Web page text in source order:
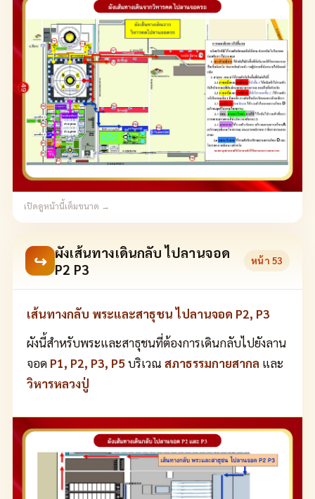
เปิดดูหน้านี้เต็มขนาด →
↪ ผังเส้นทางเดินกลับ ไปลานจอด
P2 P3
หน้า 53
เส้นทางกลับ พระและสาธุชน ไปลานจอด P2, P3
ผังนี้สำหรับพระและสาธุชนที่ต้องการเดินกลับไปยังลาน
จอด P1, P2, P3, P5บริเวณ สภาธรรมกายสากล และ
วิหารหลวงปู่